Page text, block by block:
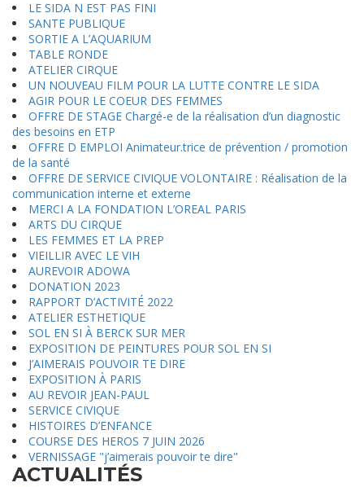
LE SIDA N EST PAS FINI
SANTE PUBLIQUE
SORTIE A L’AQUARIUM
TABLE RONDE
ATELIER CIRQUE
UN NOUVEAU FILM POUR LA LUTTE CONTRE LE SIDA
AGIR POUR LE COEUR DES FEMMES
OFFRE DE STAGE Chargé-e de la réalisation d’un diagnostic
des besoins en ETP
OFFRE D EMPLOI Animateur.trice de prévention / promotion
de la santé
OFFRE DE SERVICE CIVIQUE VOLONTAIRE : Réalisation de la
communication interne et externe
MERCI A LA FONDATION L’OREAL PARIS
ARTS DU CIRQUE
LES FEMMES ET LA PREP
VIEILLIR AVEC LE VIH
AUREVOIR ADOWA
DONATION 2023
RAPPORT D’ACTIVITÉ 2022
ATELIER ESTHETIQUE
SOL EN SI À BERCK SUR MER
EXPOSITION DE PEINTURES POUR SOL EN SI
J’AIMERAIS POUVOIR TE DIRE
EXPOSITION À PARIS
AU REVOIR JEAN-PAUL
SERVICE CIVIQUE
HISTOIRES D’ENFANCE
COURSE DES HEROS 7 JUIN 2026
VERNISSAGE "j’aimerais pouvoir te dire"
ACTUALITÉS